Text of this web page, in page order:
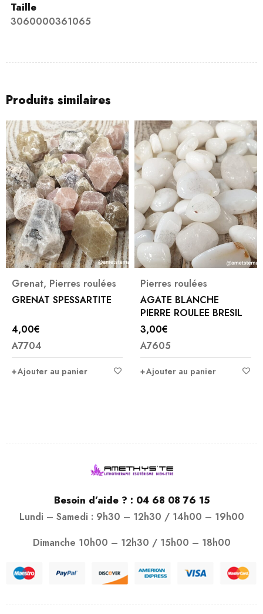
Taille
3060000361065
Produits similaires
Grenat, Pierres roulées
GRENAT SPESSARTITE
4,00€
A7704
Ajouter au panier
Pierres roulées
AGATE BLANCHE
PIERRE ROULEE BRESIL
3,00€
A7605
Ajouter au panier
Besoin d’aide ? : 04 68 08 76 15
Lundi – Samedi : 9h30 – 12h30 / 14h00 – 19h00
Dimanche 10h00 – 12h30 / 15h00 – 18h00